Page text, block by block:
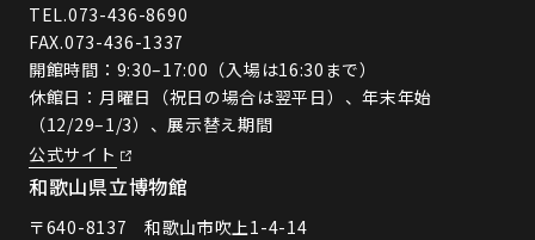
TEL.073-436-8690
FAX.073-436-1337
開館時間：9:30–17:00（入場は16:30まで）
休館日：月曜日（祝日の場合は翌平日）、年末年始
（12/29–1/3）、展示替え期間
公式サイト
和歌山県立博物館
〒640-8137 和歌山市吹上1-4-14